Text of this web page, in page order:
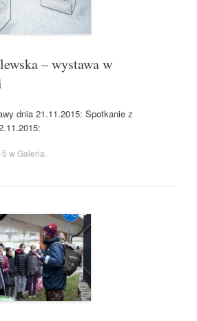
– wystawa w
dnia 21.11.2015: Spotkanie z
wGaleria